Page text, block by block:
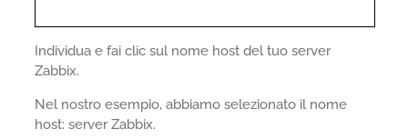
Individua e fai clic sul nome host del tuo server
Zabbix.
Nel nostro esempio, abbiamo selezionato il nome
host: server Zabbix.